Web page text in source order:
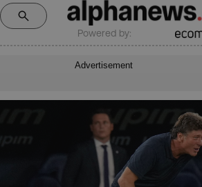
Powered by:
Advertisement